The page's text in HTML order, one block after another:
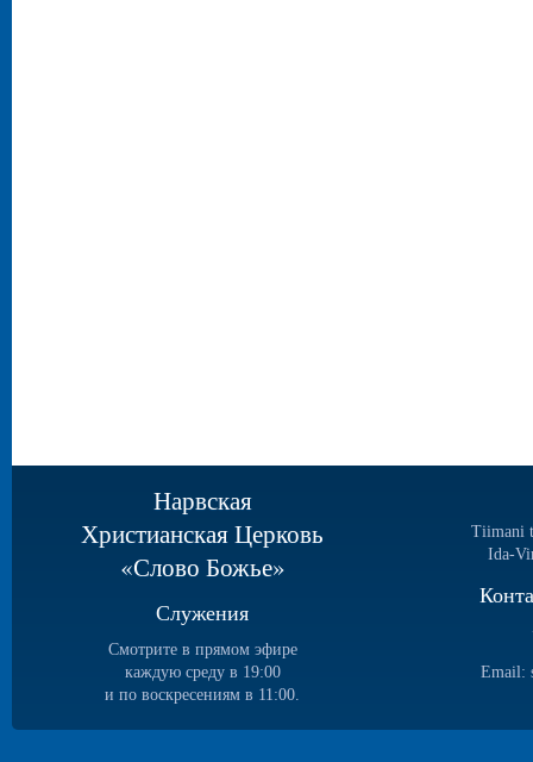
Нарвская
Христианская Церковь
«Слово Божье»
Служения
Смотрите в прямом эфире
каждую среду в 19:00
и по воскресениям в 11:00.
Tiimani
Ida-
Email: